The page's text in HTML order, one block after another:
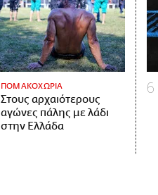
ΠΟΜΑΚΟΧΩΡΙΑ
Στους αρχαιότερους
αγώνες πάλης με λάδι
στην Ελλάδα